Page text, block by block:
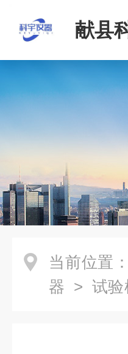
献县
当前位置：
器 > 试验